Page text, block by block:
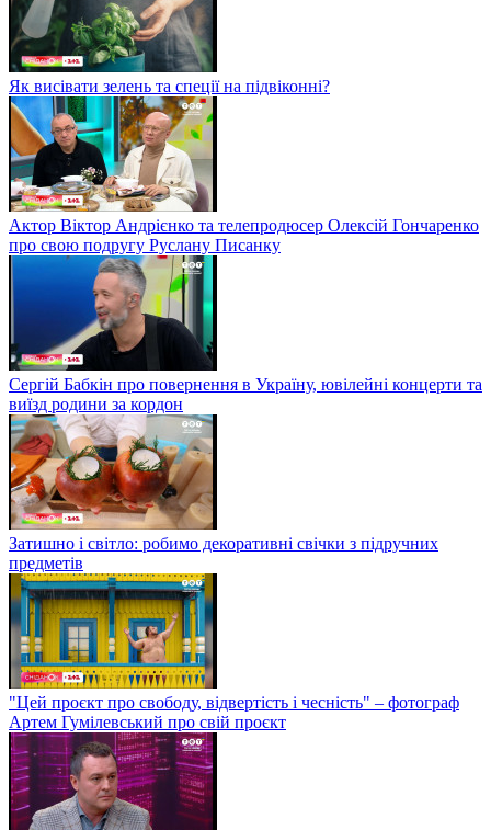
Як висівати зелень та спеції на підвіконні?
Актор Віктор Андрієнко та телепродюсер Олексій Гончаренко
про свою подругу Руслану Писанку
Сергій Бабкін про повернення в Україну, ювілейні концерти та
виїзд родини за кордон
Затишно і світло: робимо декоративні свічки з підручних
предметів
"Цей проєкт про свободу, відвертість і чесність" – фотограф
Артем Гумілевський про свій проєкт